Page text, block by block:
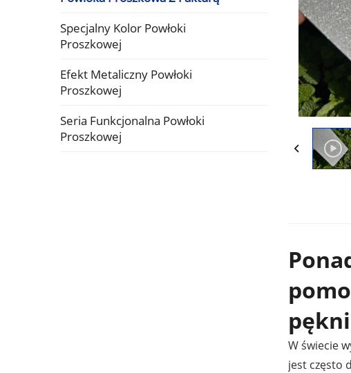
Specjalny Kolor Powłoki
Proszkowej
Efekt Metaliczny Powłoki
Proszkowej
Seria Funkcjonalna Powłoki
Proszkowej
W świecie
jest często